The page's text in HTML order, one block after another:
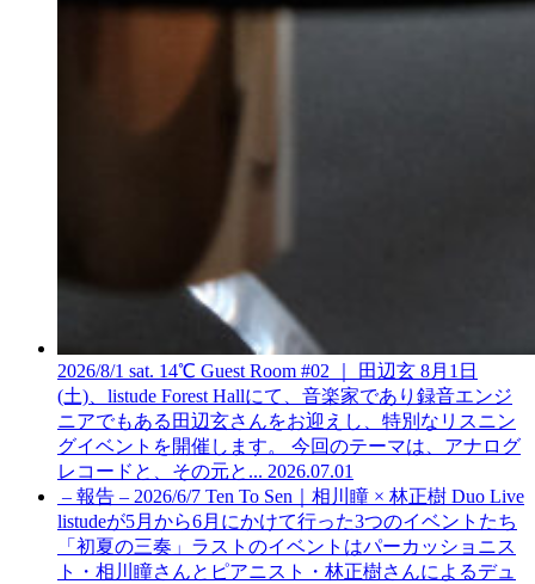
2026/8/1 sat. 14℃ Guest Room #02 ｜ 田辺玄 8月1日
(土)、listude Forest Hallにて、音楽家であり録音エンジ
ニアでもある田辺玄さんをお迎えし、特別なリスニン
グイベントを開催します。 今回のテーマは、アナログ
レコードと、その元と... 2026.07.01
– 報告 – 2026/6/7 Ten To Sen｜相川瞳 × 林正樹 Duo Live
listudeが5月から6月にかけて行った3つのイベントたち
「初夏の三奏」ラストのイベントはパーカッショニス
ト・相川瞳さんとピアニスト・林正樹さんによるデュ